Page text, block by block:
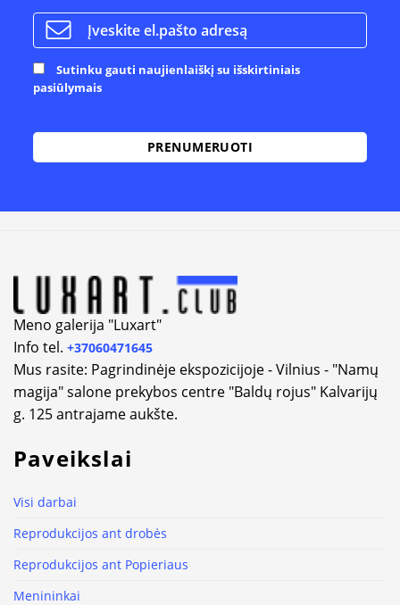
Sutinku gauti naujienlaiškį su išskirtiniais
pasiūlymais
Meno galerija "Luxart"
Info tel. +37060471645
Mus rasite: Pagrindinėje ekspozicijoje - Vilnius - "Namų
magija" salone prekybos centre "Baldų rojus" Kalvarijų
g. 125 antrajame aukšte.
Paveikslai
Visi darbai
Reprodukcijos ant drobės
Reprodukcijos ant Popieriaus
Menininkai